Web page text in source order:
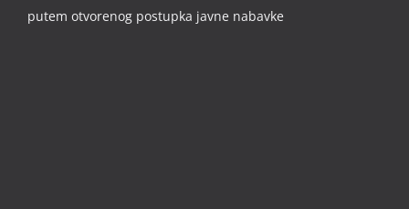
putem otvorenog postupka javne nabavke